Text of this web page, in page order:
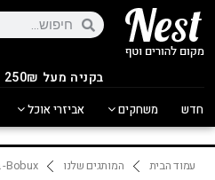
בקניה מעל 250 ₪
חדש משחקים אביזרי אוכל
עמוד הבית המותגים שלנו Bobux- בובוקס